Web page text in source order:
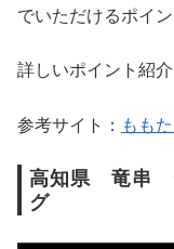
でいただけるポイ
詳しいポイント紹
参考サイト： もも
高知県 竜串
グ